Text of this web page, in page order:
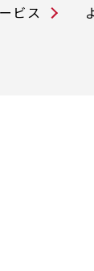
ビス